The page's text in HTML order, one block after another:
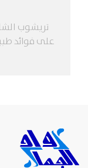
تريشوب
على فوائد